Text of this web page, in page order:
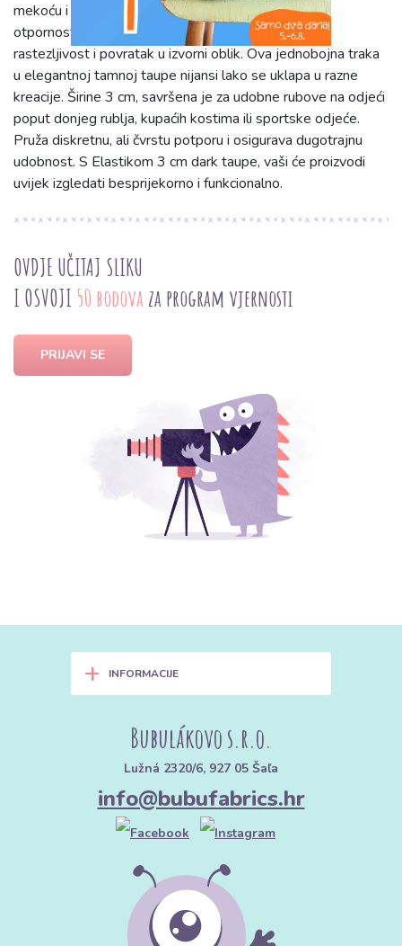
mekoću i dugotrajnu elastičnost. Poliamid pridonosi
otpornosti na habanje, a elastan osigurava izvrsnu
rastezljivost i povratak u izvorni oblik. Ova jednobojna traka
u elegantnoj tamnoj taupe nijansi lako se uklapa u razne
kreacije. Širine 3 cm, savršena je za udobne rubove na odjeći
poput donjeg rublja, kupaćih kostima ili sportske odjeće.
Pruža diskretnu, ali čvrstu potporu i osigurava dugotrajnu
udobnost. S Elastikom 3 cm dark taupe, vaši će proizvodi
uvijek izgledati besprijekorno i funkcionalno.
OVDJE UČITAJ SLIKU
I OSVOJI 50 bodova za program vjernosti
PRIJAVI SE
+ INFORMACIJE
Bubulákovo s.r.o.
Lužná 2320/6, 927 05 Šaľa
info@bubufabrics.hr